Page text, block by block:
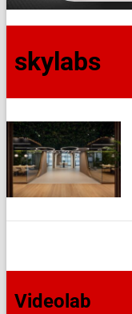
skylabs
Videolab